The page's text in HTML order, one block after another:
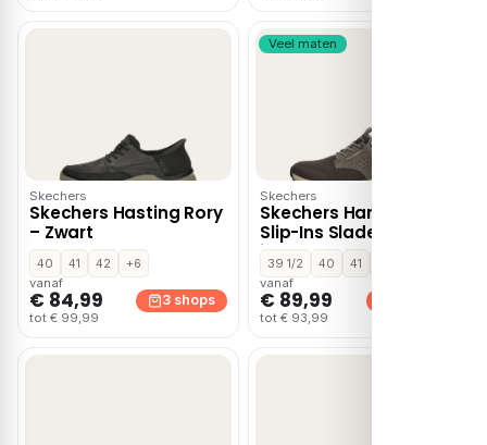
Skechers
Skechers Hasting Rory
– Zwart
40 41 42
+6
vanaf
€ 84,99
tot € 99,99
3 shops
Veel maten
Skechers
Skechers Hands Free
Slip-Ins Slade
instapschoenen –
Taupe
39 1/2 40 41
vanaf
€ 89,99
tot € 93,99